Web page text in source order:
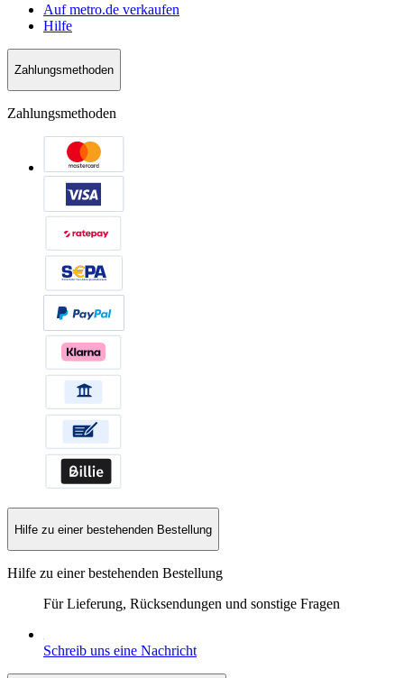
Auf metro.de verkaufen
Hilfe
Zahlungsmethoden
Zahlungsmethoden
Hilfe zu einer bestehenden Bestellung
Hilfe zu einer bestehenden Bestellung
Für Lieferung, Rücksendungen und sonstige Fragen
Schreib uns eine Nachricht